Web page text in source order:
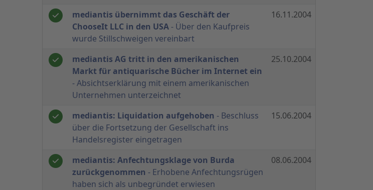
mediantis übernimmt das Geschäft der
ChooseIt LLC in den USA- Über den Kaufpreis
wurde Stillschweigen vereinbart
16.11.2004
mediantis AG tritt in den amerikanischen
Markt für antiquarische Bücher im Internet ein
- Absichtserklärung mit einem amerikanischen
Unternehmen unterzeichnet
25.10.2004
mediantis: Liquidation aufgehoben - Beschluss
über die Fortsetzung der Gesellschaft ins
Handelsregister eingetragen
15.06.2004
mediantis: Anfechtungsklage von Burda
zurückgenommen - Erhobene Anfechtungsrügen
haben sich als unbegründet erwiesen
08.06.2004